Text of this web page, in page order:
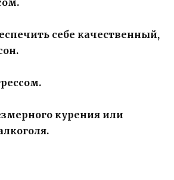
себе качественный,
курения или